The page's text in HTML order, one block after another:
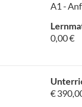
A1 -
0,00 €
€